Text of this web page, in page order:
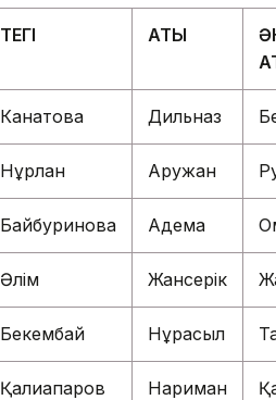
ТЕГІ АТЫ
Канатова Дильназ
Нұрлан Аружан
Байбуринова Адема
Әлім Жансерік
Бекембай Нұрасыл
Қалиақпаров Нариман